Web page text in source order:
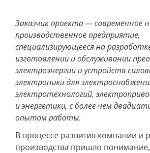
Заказчик проекта — современное
производственное предприятие,
специализирующееся на
изготовлении и обслуживании
электроэнергии и устройств
электроники для
электротехнологий,
и энергетики, с более чем
опытом работы.
В процессе развития компании и
производства пришло